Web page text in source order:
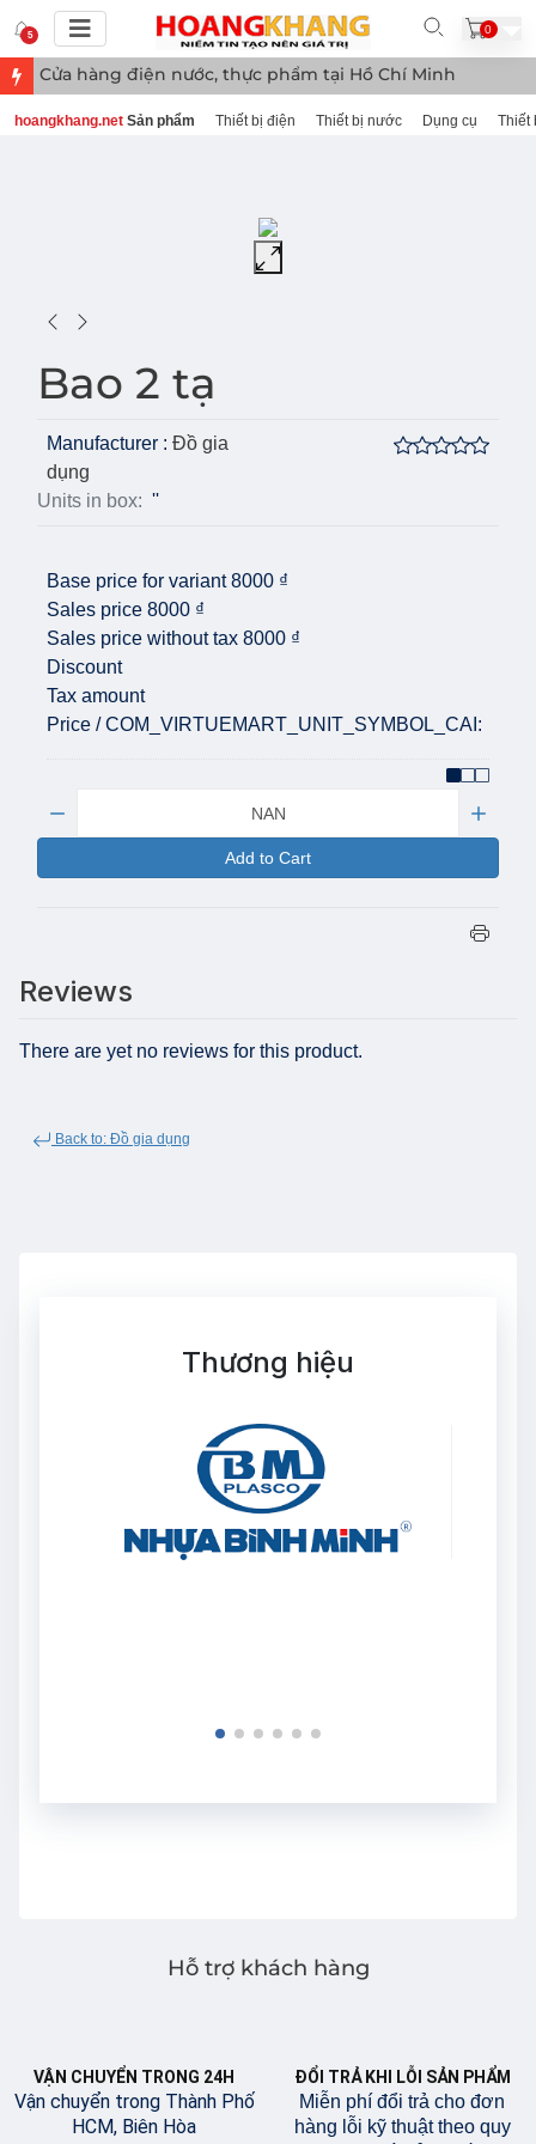
5 0
Cửa hàng điện nước, thực phẩm tại Hồ Chí Minh
hoangkhang.net Sản phẩm Thiết bị điện Thiết bị nước Dụng cụ Thiết
Bao 2 tạ
Manufacturer : Đồ gia
dụng
Units in box: ''
Base price for variant8000 ₫
Sales price 8000 ₫
Sales price without tax 8000 ₫
Discount
Tax amount
Price / COM_VIRTUEMART_UNIT_SYMBOL_CAI:
Add to Cart
Reviews
There are yet no reviews for this product.
Back to: Đồ gia dụng
Thương hiệu
Hỗ trợ khách hàng
VẬN CHUYỂN TRONG 24H
Vận chuyển trong Thành Phố
HCM, Biên Hòa
ĐỔI TRẢ KHI LỖI SẢN PHẨM
Miễn phí đổi trả cho đơn
hàng lỗi kỹ thuật theo quy